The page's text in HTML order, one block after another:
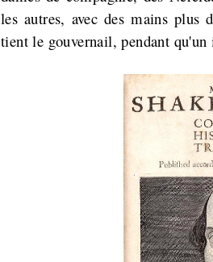
les autres, avec des mains plus
tient le gouvernail, pendant